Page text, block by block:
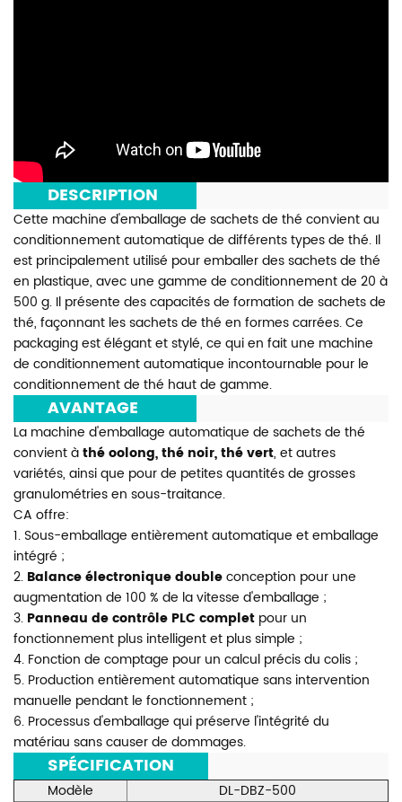
DESCRIPTION
Cette machine d'emballage de sachets de thé convient au
conditionnement automatique de différents types de thé. Il
est principalement utilisé pour emballer des sachets de thé
en plastique, avec une gamme de conditionnement de 20 à
500 g. Il présente des capacités de formation de sachets de
thé, façonnant les sachets de thé en formes carrées. Ce
packaging est élégant et stylé, ce qui en fait une machine
de conditionnement automatique incontournable pour le
conditionnement de thé haut de gamme.
AVANTAGE
La machine d'emballage automatique de sachets de thé
convient àthé oolong, thé noir, thé vert, et autres
variétés, ainsi que pour de petites quantités de grosses
granulométries en sous-traitance.
CA offre:
1. Sous-emballage entièrement automatique et emballage
intégré ;
2. Balance électronique doubleconception pour une
augmentation de 100 % de la vitesse d'emballage ;
3. Panneau de contrôle PLC complet pour un
fonctionnement plus intelligent et plus simple ;
4. Fonction de comptage pour un calcul précis du colis ;
5. Production entièrement automatique sans intervention
manuelle pendant le fonctionnement ;
6. Processus d'emballage qui préserve l'intégrité du
matériau sans causer de dommages.
SPÉCIFICATION
Modèle
DL-DBZ-500